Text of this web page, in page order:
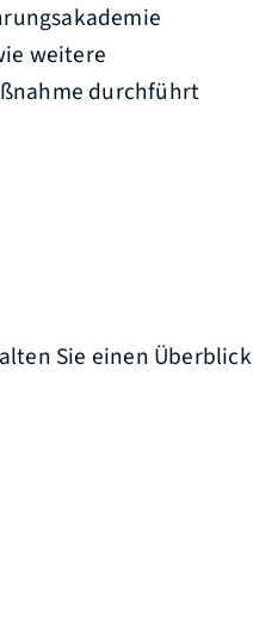
weitere
durchführt
Sie einen Überblick